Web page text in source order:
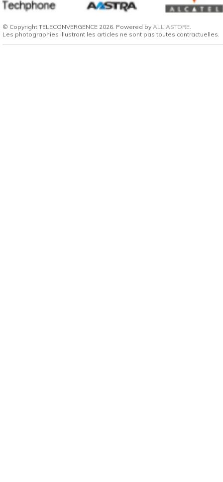
© Copyright TELECONVERGENCE 2026. Powered by ALLIASTORE.
Les photographies illustrant les articles ne sont pas toutes contractuelles.